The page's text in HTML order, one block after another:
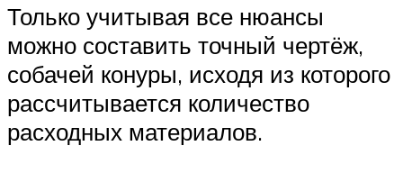
Только учитывая все нюансы
можно составить точный чертёж,
собачей конуры, исходя из которого
рассчитывается количество
расходных материалов.